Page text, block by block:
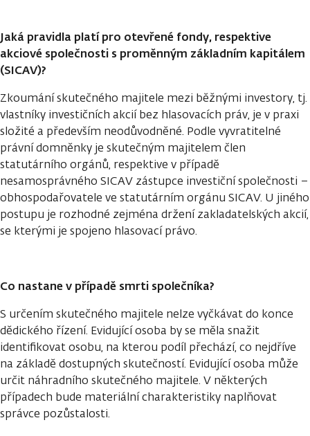
Jaká pravidla platí pro otevřené fondy, respektive
akciové společnosti s proměnným základním kapitálem
(SICAV)?
Zkoumání skutečného majitele mezi běžnými investory, tj.
vlastníky investičních akcií bez hlasovacích práv, je v praxi
složité a především neodůvodněné. Podle vyvratitelné
právní domněnky je skutečným majitelem člen
statutárního orgánů, respektive v případě
nesamosprávného SICAV zástupce investiční společnosti –
obhospodařovatele ve statutárním orgánu SICAV. U jiného
postupu je rozhodné zejména držení zakladatelských akcií,
se kterými je spojeno hlasovací právo.
Co nastane v případě smrti společníka?
S určením skutečného majitele nelze vyčkávat do konce
dědického řízení. Evidující osoba by se měla snažit
identifikovat osobu, na kterou podíl přechází, co nejdříve
na základě dostupných skutečností. Evidující osoba může
určit náhradního skutečného majitele. V některých
případech bude materiální charakteristiky naplňovat
správce pozůstalosti.